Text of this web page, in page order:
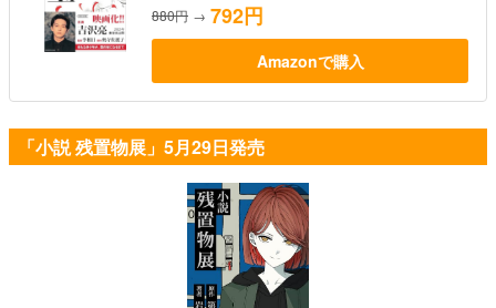
880円 → 792円
Amazonで購入
「小説 残置物展」5月29日発売